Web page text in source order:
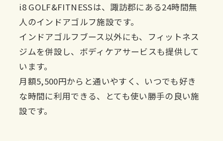
i8 GOLF&FITNESSは、諏訪郡にある24時間無
人のインドアゴルフ施設です。
インドアゴルフブース以外にも、フィットネス
ジムを併設し、ボディケアサービスも提供して
います。
月額5,500円からと通いやすく、いつでも好き
な時間に利用できる、とても使い勝手の良い施
設です。